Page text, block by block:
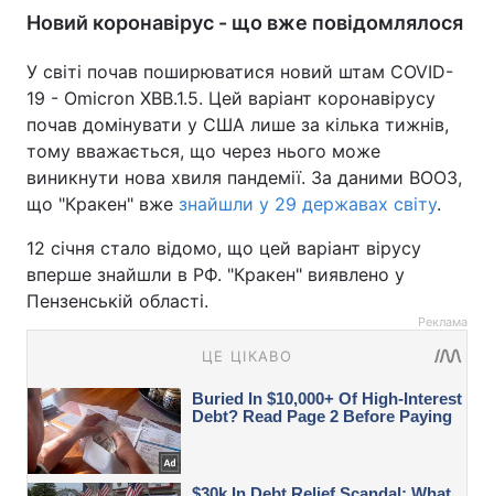
Новий коронавірус - що вже повідомлялося
У світі почав поширюватися новий штам COVID-
19 - Omicron XBB.1.5. Цей варіант коронавірусу
почав домінувати у США лише за кілька тижнів,
тому вважається, що через нього може
виникнути нова хвиля пандемії. За даними ВООЗ,
що "Кракен" вже знайшли у 29 державах світу.
12 січня стало відомо, що цей варіант вірусу
вперше знайшли в РФ. "Кракен" виявлено у
Пензенській області.
Реклама